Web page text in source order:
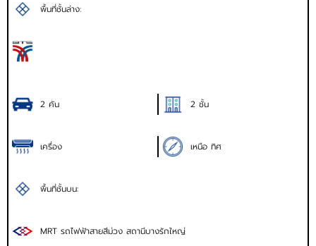
พื้นที่ชั้นล่าง:
2 คัน 2 ชั้น
เครื่อง เหนือ ทิศ
พื้นที่ชั้นบน:
MRT รถไฟฟ้าสายสีม่วง สถานีบางรักใหญ่